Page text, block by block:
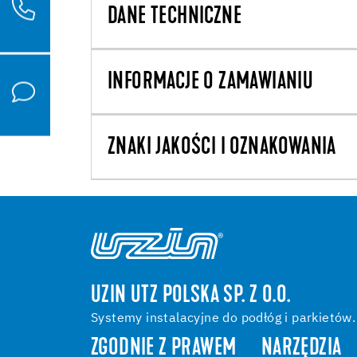
DANE TECHNICZNE
INFORMACJE O ZAMAWIANIU
ZNAKI JAKOŚCI I OZNAKOWANIA
UZIN UTZ POLSKA SP. Z O.O.
Systemy instalacyjne do podłóg i parkietów.
ZGODNIE Z PRAWEM NARZĘDZIA